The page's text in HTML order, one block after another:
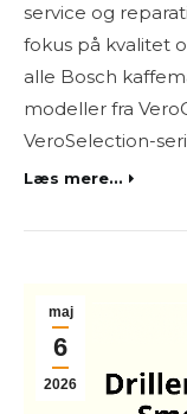
service og
fokus på kvalitet
alle Bosch
modeller fra
VeroSelection-
Læs mere...
maj
6
2026